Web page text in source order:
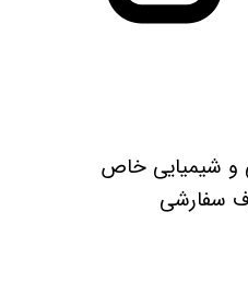
و شیمیایی خاص
سفارشی